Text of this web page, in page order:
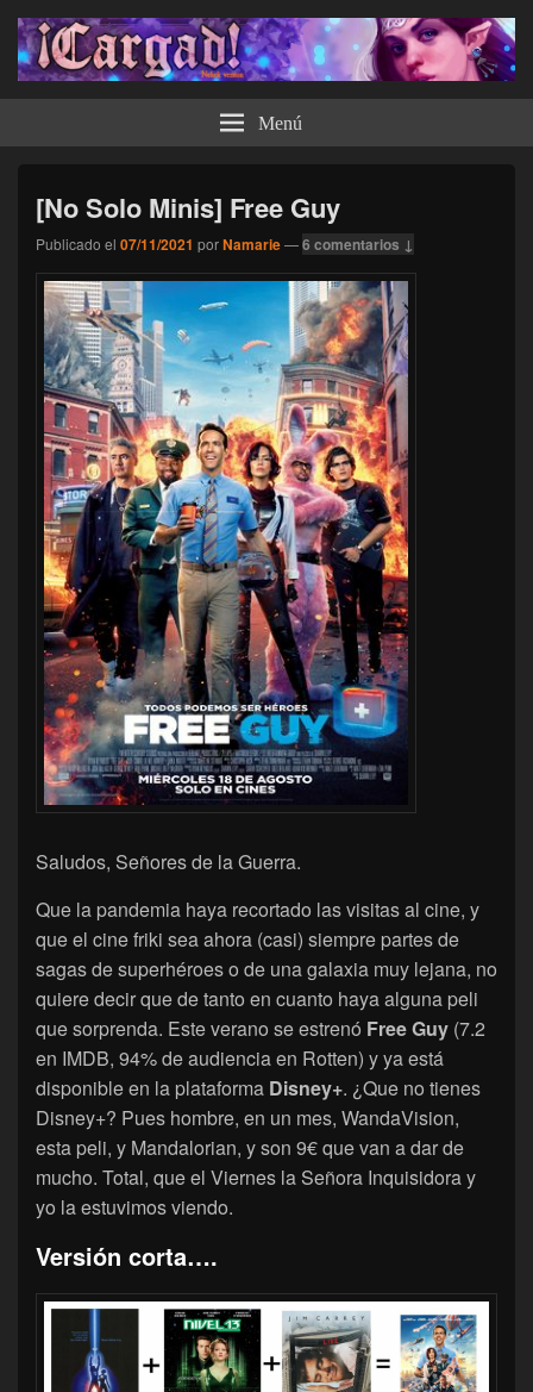
¡Cargad! Menú
[No Solo Minis] Free Guy
Publicado el 07/11/2021 porNamarie—6 comentarios ↓
Saludos, Señores de la Guerra.
Que la pandemia haya recortado las visitas al cine, y
que el cine friki sea ahora (casi) siempre partes de
sagas de superhéroes o de una galaxia muy lejana, no
quiere decir que de tanto en cuanto haya alguna peli
que sorprenda. Este verano se estrenó Free Guy (7.2
en IMDB, 94% de audiencia en Rotten) y ya está
disponible en la plataforma Disney+. ¿Que no tienes
Disney+? Pues hombre, en un mes, WandaVision,
esta peli, y Mandalorian, y son 9€ que van a dar de
mucho. Total, que el Viernes la Señora Inquisidora y
yo la estuvimos viendo.
Versión corta….